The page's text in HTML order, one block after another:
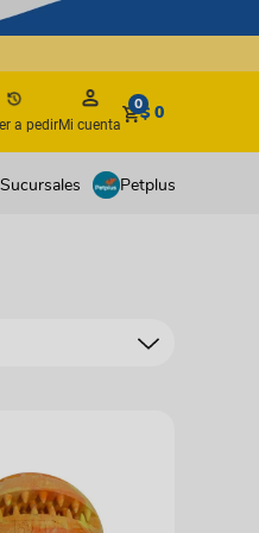
a pedirMi cuenta
0$ 0
Sucursales Petplus